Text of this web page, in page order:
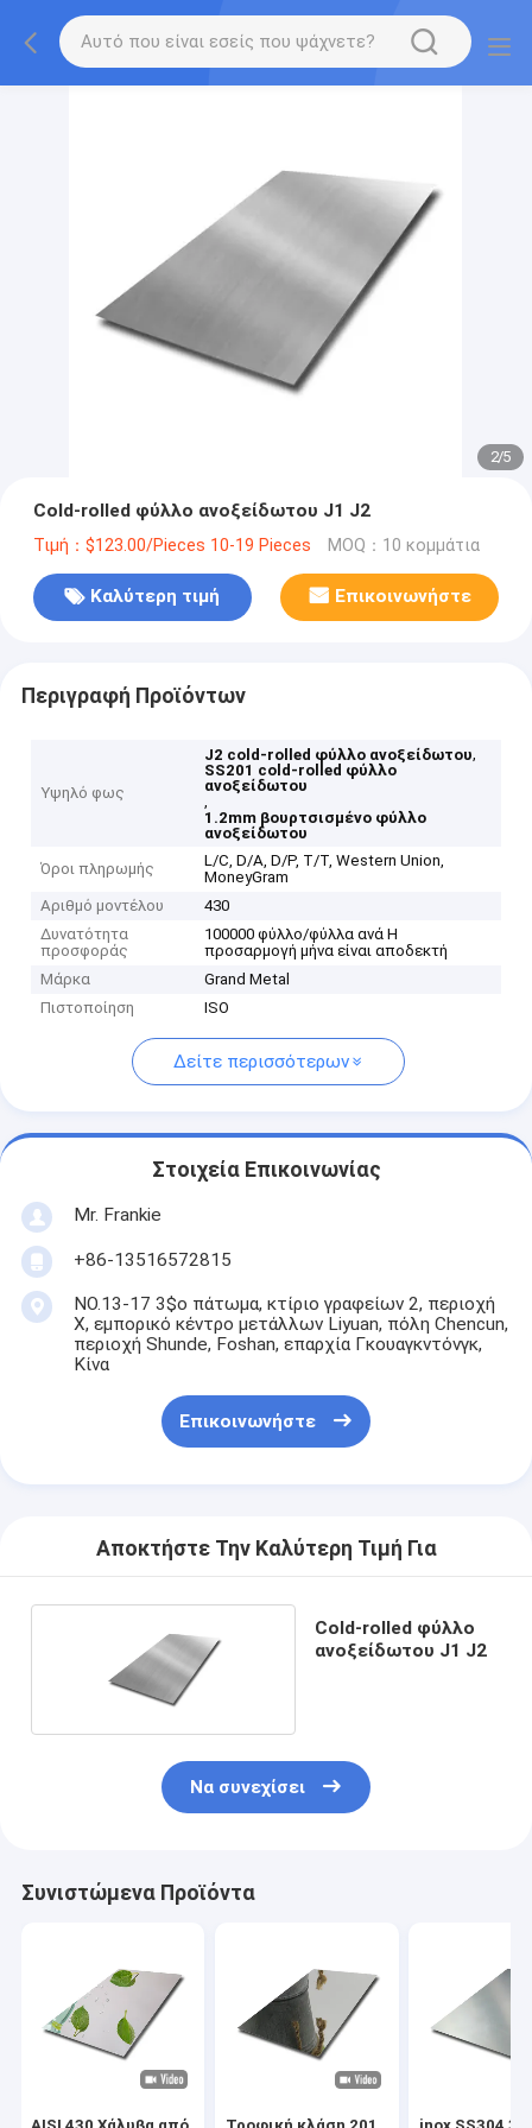
2/5
Cold-rolled φύλλο ανοξείδωτου J1 J2
Τιμή：$123.00/Pieces 10-19 Pieces MOQ：10 κομμάτια
Καλύτερη τιμή Επικοινωνήστε
Περιγραφή Προϊόντων
Υψηλό φως
J2 cold-rolled φύλλο ανοξείδωτου,
SS201 cold-rolled φύλλο
ανοξείδωτου
,
1.2mm βουρτσισμένο φύλλο
ανοξείδωτου
Όροι πληρωμής
L/C, D/A, D/P, T/T, Western Union,
MoneyGram
Αριθμό μοντέλου
430
Δυνατότητα
προσφοράς
100000 φύλλο/φύλλα ανά Η
προσαρμογή μήνα είναι αποδεκτή
Μάρκα
Grand Metal
Πιστοποίηση
ISO
Δείτε περισσότερων
Στοιχεία Επικοινωνίας
Mr. Frankie
+86-13516572815
NO.13-17 3$ο πάτωμα, κτίριο γραφείων 2, περιοχή
Χ, εμπορικό κέντρο μετάλλων Liyuan, πόλη Chencun,
περιοχή Shunde, Foshan, επαρχία Γκουαγκντόνγκ,
Κίνα
Επικοινωνήστε
Αποκτήστε Την Καλύτερη Τιμή Για
Cold-rolled φύλλο
ανοξείδωτου J1 J2
Να συνεχίσει
Συνιστώμενα Προϊόντα